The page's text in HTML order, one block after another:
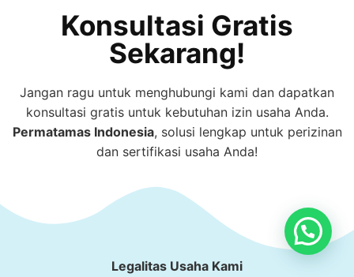
Konsultasi Gratis
Sekarang!
Jangan ragu untuk menghubungi kami dan dapatkan
konsultasi gratis untuk kebutuhan izin usaha Anda.
PermatamasIndonesia, solusi lengkap untuk perizinan
dan sertifikasi usaha Anda!
Legalitas Usaha Kami
Konsultasi Disini